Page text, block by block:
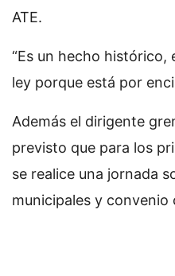
ATE.
“Es un hecho histórico,
ley porque está por
Además el dirigente
previsto que para los
se realice una jornada
municipales y convenio